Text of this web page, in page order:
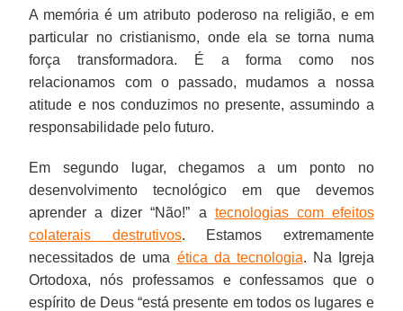
A memória é um atributo poderoso na religião, e em
particular no cristianismo, onde ela se torna numa
força transformadora. É a forma como nos
relacionamos com o passado, mudamos a nossa
atitude e nos conduzimos no presente, assumindo a
responsabilidade pelo futuro.
Em segundo lugar, chegamos a um ponto no
desenvolvimento tecnológico em que devemos
aprender a dizer “Não!” a tecnologias com efeitos
colaterais destrutivos. Estamos extremamente
necessitados de uma ética da tecnologia. Na Igreja
Ortodoxa, nós professamos e confessamos que o
espírito de Deus “está presente em todos os lugares e